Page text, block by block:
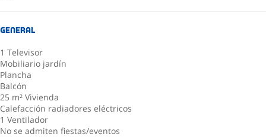
General
1 Televisor
Mobiliario jardín
Plancha
Balcón
25 m² Vivienda
Calefacción radiadores eléctricos
1 Ventilador
No se admiten fiestas/eventos